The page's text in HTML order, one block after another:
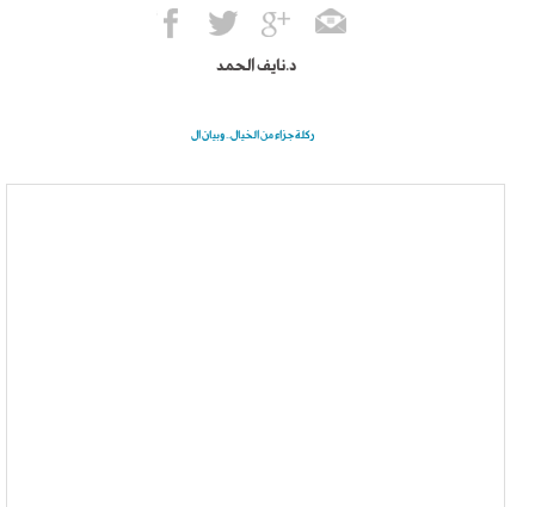
د.نايف الحمد
ركلة جزاء من الخيال.. وبيان ال